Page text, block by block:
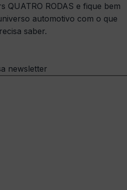
QUATRO RODAS e fique bem
automotivo com o que
saber.
newsletter